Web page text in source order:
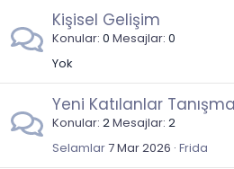
Kişisel Gelişim
Konular 0 Mesajlar 0
Yok
Yeni Katılanlar
Konular 2Mesajlar 2
Selamlar7 Mar 2026 Frida